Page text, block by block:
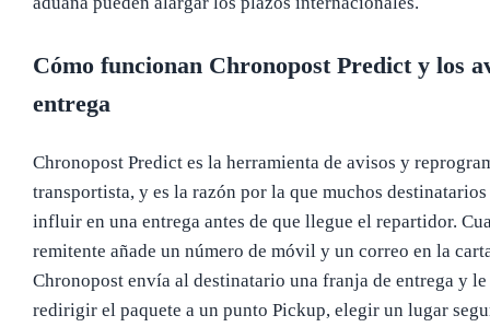
Cómo funcionan Chronopost Predict y los
entrega
Chronopost Predict es la herramienta de avisos y
transportista, y es la razón por la que muchos destinatarios
influir en una entrega antes de que llegue el repartidor.
remitente añade un número de móvil y un correo en la
Chronopost envía al destinatario una franja de entrega y
redirigir el paquete a un punto Pickup, elegir un lugar